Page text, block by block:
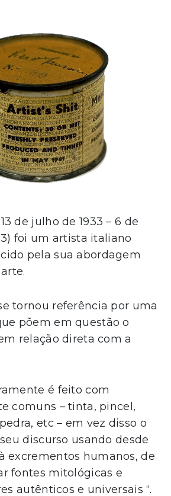
de julho de 1933 – 6 de
foi um artista italiano
pela sua abordagem
tornou referência por uma
põem em questão o
relação direta com a
é feito com
comuns – tinta, pincel,
etc – em vez disso o
discurso usando desde
excrementos humanos, de
fontes mitológicas e
autênticos e universais “.